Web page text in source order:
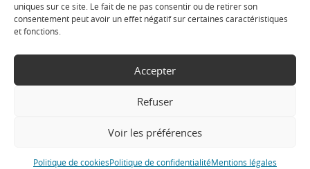
uniques sur ce site. Le fait de ne pas consentir ou de retirer son
consentement peut avoir un effet négatif sur certaines caractéristiques
et fonctions.
Accepter
Refuser
Voir les préférences
Politique de cookiesPolitique de confidentialitéMentions légales
Le plan du site
Le Fontanil-Cornillon-Mentions légales
Création de site internet